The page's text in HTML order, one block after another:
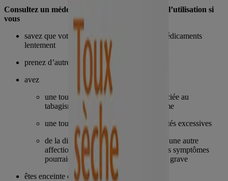
Consultez un médecin ou un pharmacien avant l’utilisation si
vous
savez que votre organisme décompose les médicaments
lentement
prenez d’autres médicaments
avez
une toux persistante comme celle associée au
tabagisme, à l’asthme ou à l’emphysème
une toux qui s’accompagne de mucosités excessives
de la difficulté à respirer ou souffrez d’une autre
affection pulmonaire chronique, car ces symptômes
pourraient être le signe d’une affection grave
êtes enceinte ou allaitez